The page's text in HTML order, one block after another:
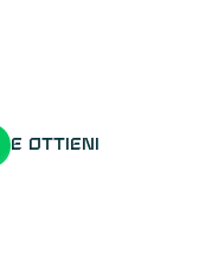
e ottieni